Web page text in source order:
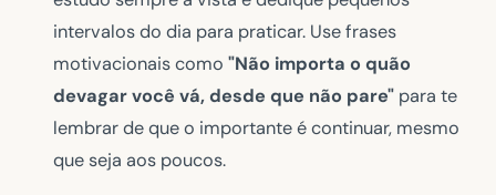
intervalos do dia para praticar. Use frases
motivacionais como "Não importa o quão
devagar você vá, desde que não pare" para te
lembrar de que o importante é continuar, mesmo
que seja aos poucos.